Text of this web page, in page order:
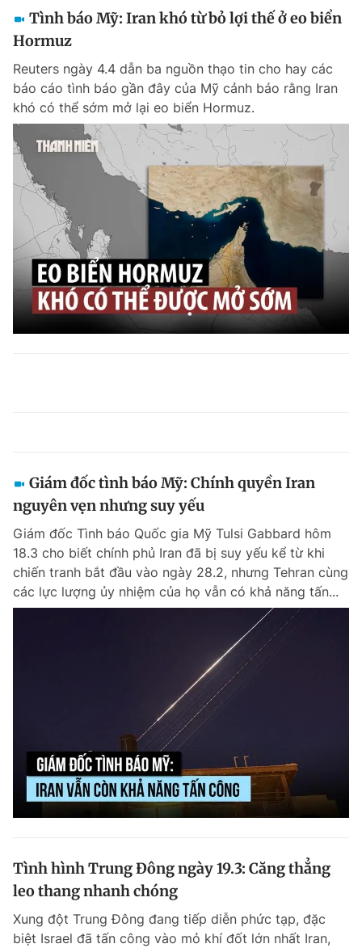
Tình báo Mỹ: Iran khó từ bỏ lợi thế ở eo biển
Hormuz
Reuters ngày 4.4 dẫn ba nguồn thạo tin cho hay các
báo cáo tình báo gần đây của Mỹ cảnh báo rằng Iran
khó có thể sớm mở lại eo biển Hormuz.
Giám đốc tình báo Mỹ: Chính quyền Iran
nguyên vẹn nhưng suy yếu
Giám đốc Tình báo Quốc gia Mỹ Tulsi Gabbard hôm
18.3 cho biết chính phủ Iran đã bị suy yếu kể từ khi
chiến tranh bắt đầu vào ngày 28.2, nhưng Tehran cùng
các lực lượng ủy nhiệm của họ vẫn có khả năng tấn...
Tình hình Trung Đông ngày 19.3: Căng thẳng
leo thang nhanh chóng
Xung đột Trung Đông đang tiếp diễn phức tạp, đặc
biệt Israel đã tấn công vào mỏ khí đốt lớn nhất Iran,